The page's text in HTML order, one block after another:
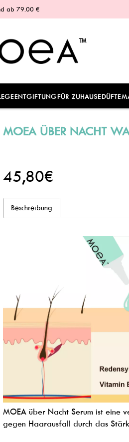
ab 79.00 €
ENTGIFTUNGFÜR ZUHAUSEDÜFTE
MOEA ÜBER NACHT
45,80€
Beschreibung
MOEA über Nacht Serum ist eine
gegen Haarausfall durch das